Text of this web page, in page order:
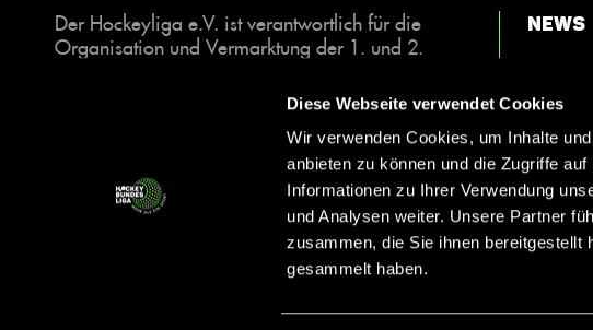
Diese Webseite verwendet Cookies
Wir verwenden Cookies, um Inhalte
anbieten zu können und die Zugriffe
Informationen zu Ihrer Verwendung
und Analysen weiter. Unsere Partner
zusammen, die Sie ihnen bereitgestellt
gesammelt haben.
Der Hockeyliga e.V. ist verantwortlich für die
Organisation und Vermarktung der 1. und 2.
Halle. Insgesamt sind über 60 Vereine unter dem
Dach der Hockeyliga organisiert, sowohl im
Herren als auch im Damen Bereich.
News